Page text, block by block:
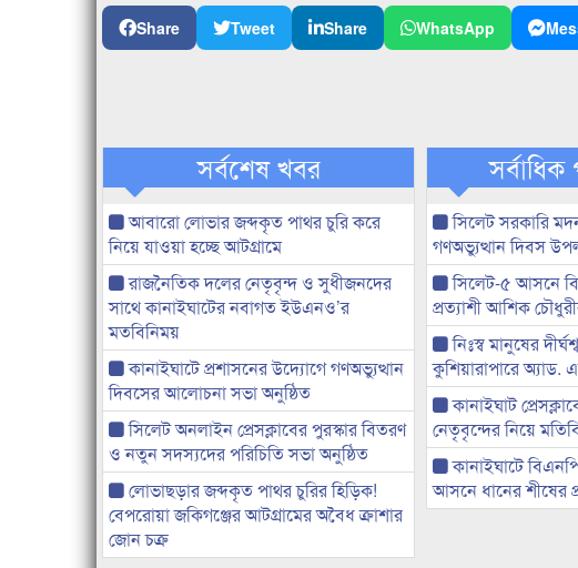
Share Tweet Share WhatsApp
সর্বশেষ খবর
আবারো লোভার জব্দকৃত পাথর চুরি করে
নিয়ে যাওয়া হচ্ছে আটগ্রামে
রাজনৈতিক দলের নেতৃবৃন্দ ও সুধীজনদের
সাথে কানাইঘাটের নবাগত ইউএনও’র
মতবিনিময়
কানাইঘাটে প্রশাসনের উদ্যোগে গণঅভ্যুত্থান
দিবসের আলোচনা সভা অনুষ্ঠিত
সিলেট অনলাইন প্রেসক্লাবের পুরস্কার বিতরণ
ও নতুন সদস্যদের পরিচিতি সভা অনুষ্ঠিত
লোভাছড়ার জব্দকৃত পাথর চুরির হিড়িক!
বেপরোয়া জকিগঞ্জের আটগ্রামের অবৈধ ক্রাশার
জোন চক্র
সিলেট সরকারি
গণঅভ্যুত্থান দিবস
সিলেট-৫ আসনে
প্রত্যাশী আশিক
নিঃস্ব মানুষের
কুশিয়ারাপারে অ্যাড.
কানাইঘাট
নেতৃবৃন্দের নিয়ে
কানাইঘাটে
আসনে ধানের শীষের